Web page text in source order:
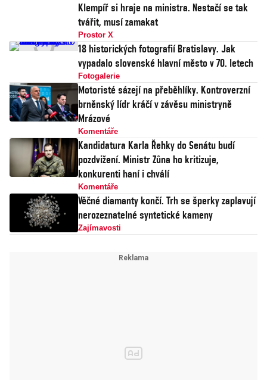
Klempíř si hraje na ministra. Nestačí se tak
tvářit, musí zamakat
Prostor X
18 historických fotografií Bratislavy. Jak
vypadalo slovenské hlavní město v 70. letech
Fotogalerie
Motoristé sázejí na přeběhlíky. Kontroverzní
brněnský lídr kráčí v závěsu ministryně
Mrázové
Komentáře
Kandidatura Karla Řehky do Senátu budí
pozdvižení. Ministr Zůna ho kritizuje,
konkurenti haní i chválí
Komentáře
Věčné diamanty končí. Trh se šperky zaplavují
nerozeznatelné syntetické kameny
Zajímavosti